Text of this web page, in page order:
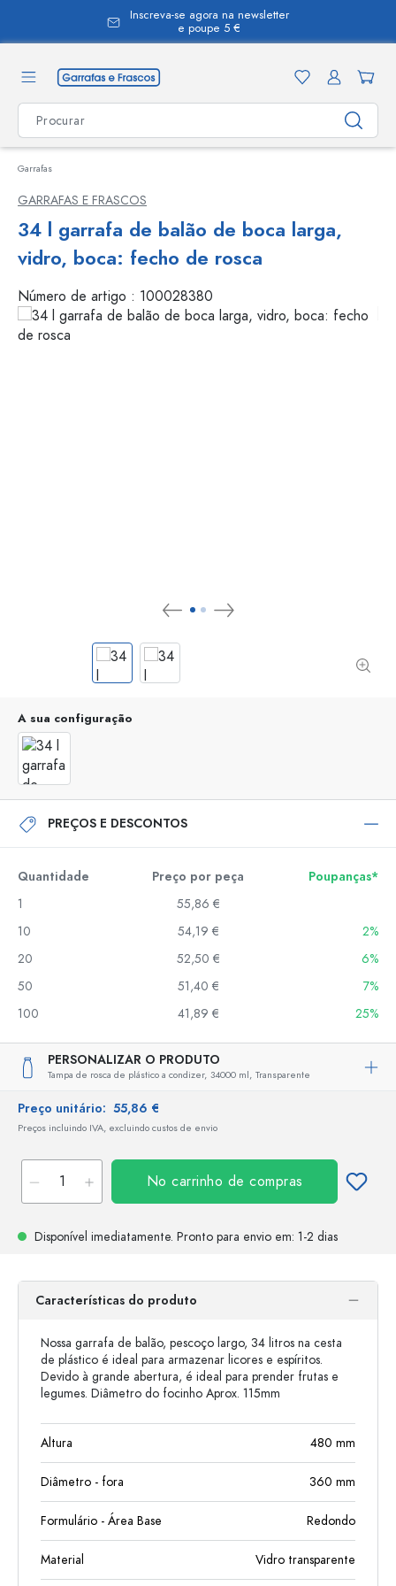
Inscreva-se agora na newsletter
e poupe 5 €
Garrafas
GARRAFAS E FRASCOS
34 l garrafa de balão de boca larga,
vidro, boca: fecho de rosca
Número de artigo : 100028380
A sua configuração
PREÇOS E DESCONTOS
Quantidade Preço por peça
Poupanças*
1
55,86 €
10
54,19 €
2%
20
52,50 €
6%
50
51,40 €
7%
100
41,89 € 25%
PERSONALIZAR O PRODUTO
Tampa de rosca de plástico a condizer, 34000 ml, Transparente
Preço unitário: 55,86 €
Preços incluindo IVA, excluindo custos de envio
No carrinho de compras
Disponível imediatamente. Pronto para envio em: 1-2 dias
Características do produto
Nossa garrafa de balão, pescoço largo, 34 litros na cesta
de plástico é ideal para armazenar licores e espíritos.
Devido à grande abertura, é ideal para prender frutas e
legumes. Diâmetro do focinho Aprox. 115mm
Altura 480 mm
Diâmetro - fora 360 mm
Formulário - Área Base Redondo
Material Vidro transparente